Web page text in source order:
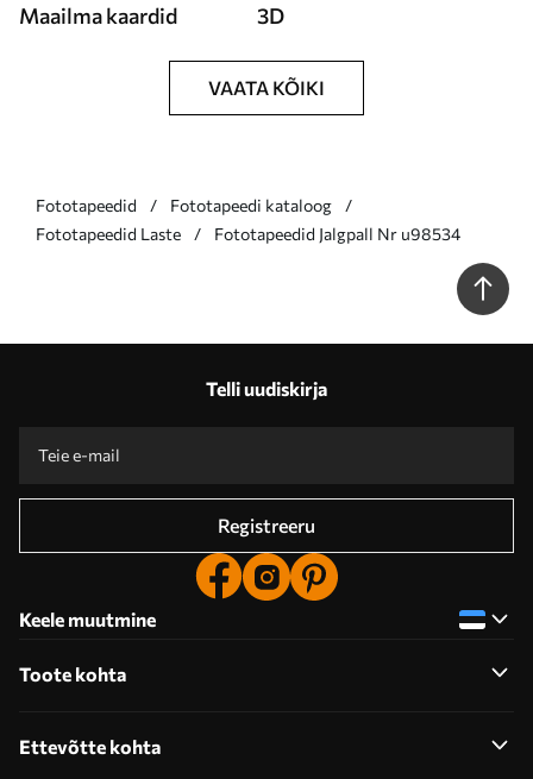
Maailma kaardid 3D
VAATA KÕIKI
Fototapeedid
Fototapeedi kataloog
Fototapeedid Laste
Fototapeedid Jalgpall Nr u98534
Telli uudiskirja
Registreeru
Keele muutmine
Toote kohta
Ettevõtte kohta